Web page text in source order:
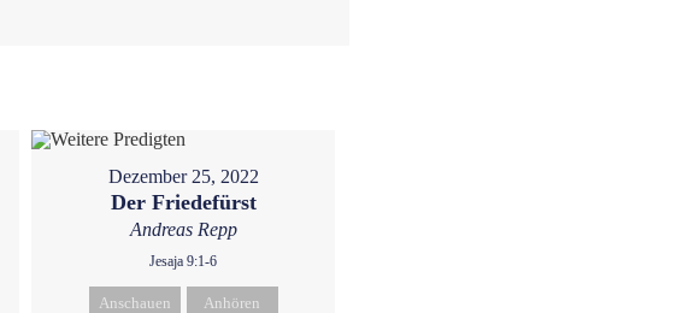
Dezember 25, 2022
Der Friedefürst
Andreas Repp
Jesaja 9:1-6
Anschauen Anhören